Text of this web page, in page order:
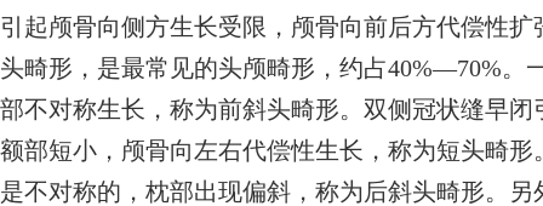
引起颅骨向侧方生长受限，颅骨向前后方代偿性
头畸形，是最常见的头颅畸形，约占40%—70%。
部不对称生长，称为前斜头畸形。双侧冠状缝早
额部短小，颅骨向左右代偿性生长，称为短头畸
是不对称的，枕部出现偏斜，称为后斜头畸形。